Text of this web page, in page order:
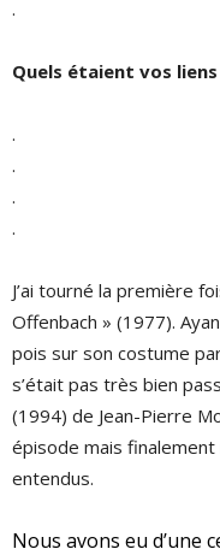
.
Quels étaient vos
.
.
.
.
J’ai tourné la première
Offenbach » (1977).
pois sur son costume
s’était pas très bien
(1994) de Jean-Pierre
épisode mais
entendus.
Nous avons eu d’une